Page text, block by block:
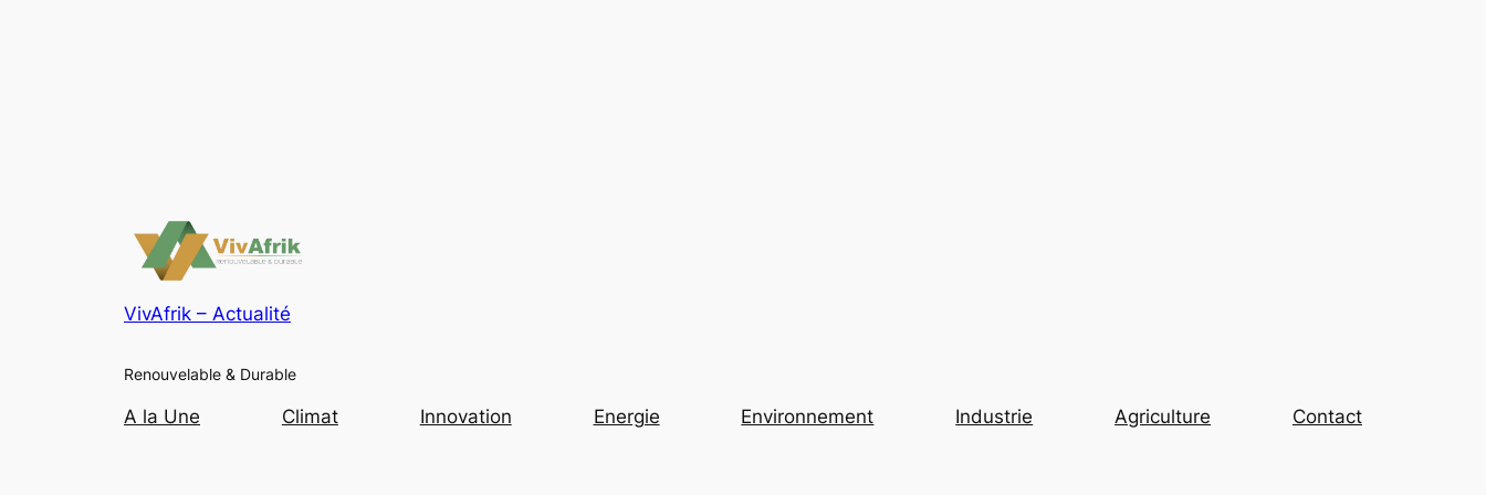
VivAfrik – Actualité
Renouvelable & Durable
A la Une Climat Innovation Energie Environnement Industrie Agriculture Contact